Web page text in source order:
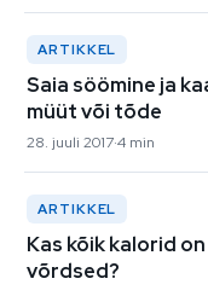
ARTIKKEL
Saia söömine ja
müüt või tõde
28. juuli 20174 min
ARTIKKEL
Kas kõik kalorid
võrdsed?